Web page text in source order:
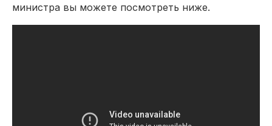
министра вы можете посмотреть ниже.